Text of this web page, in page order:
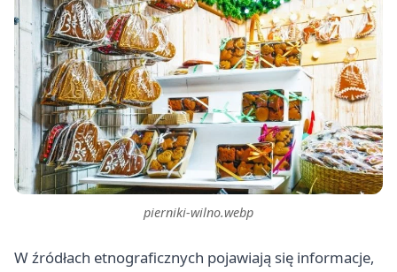
pierniki-wilno.webp
W źródłach etnograficznych pojawiają się informacje,